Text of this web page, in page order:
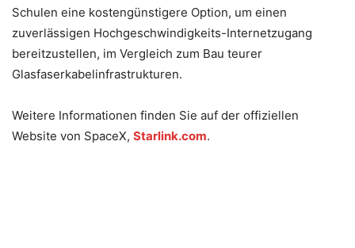
Schulen eine kostengünstigere Option, um einen
zuverlässigen Hochgeschwindigkeits-Internetzugang
bereitzustellen, im Vergleich zum Bau teurer
Glasfaserkabelinfrastrukturen.
Weitere Informationen finden Sie auf der offiziellen
Website von SpaceX, Starlink.com.